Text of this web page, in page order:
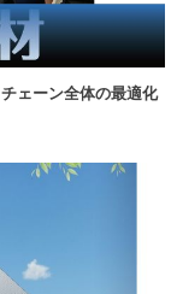
ェーン全体の最適化